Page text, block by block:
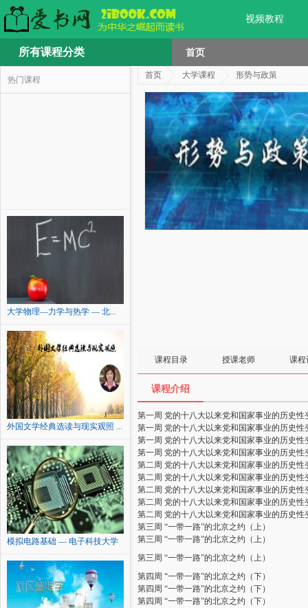
视频教程
所有课程分类 首页
热门课程
大学物理—力学与热学 — 北...
外国文学经典选读与现实观照 ...
模拟电路基础 — 电子科技大学
首页 大学课程 形势与政策
课程目录 授课老师 课程
课程介绍
第一周 党的十八大以来党和国家事业的历史性
第一周 党的十八大以来党和国家事业的历史性
第一周 党的十八大以来党和国家事业的历史性
第一周 党的十八大以来党和国家事业的历史性
第二周 党的十八大以来党和国家事业的历史性
第二周 党的十八大以来党和国家事业的历史性
第二周 党的十八大以来党和国家事业的历史性
第二周 党的十八大以来党和国家事业的历史性
第二周 党的十八大以来党和国家事业的历史性
第三周 “一带一路”的北京之约（上）
第三周 “一带一路”的北京之约（上）
第三周 “一带一路”的北京之约（上）
第四周 “一带一路”的北京之约（下）
第四周 “一带一路”的北京之约（下）
第四周 “一带一路”的北京之约（下）